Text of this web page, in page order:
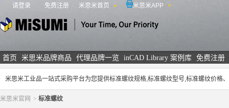
请登录 免费注册 米思米首页 米思米APP
首页 米思米品牌商品 代理品牌一览 inCAD Library 案例库 免费注册
米思米工业品一站式采购平台为您提供标准螺纹规格,标准螺纹型号,标准螺纹价
米思米官网 > 标准螺纹